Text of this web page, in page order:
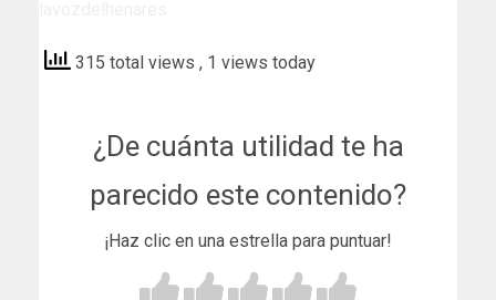
315 total views , 1 views today
¿De cuánta utilidad te ha
parecido este contenido?
¡Haz clic en una estrella para puntuar!